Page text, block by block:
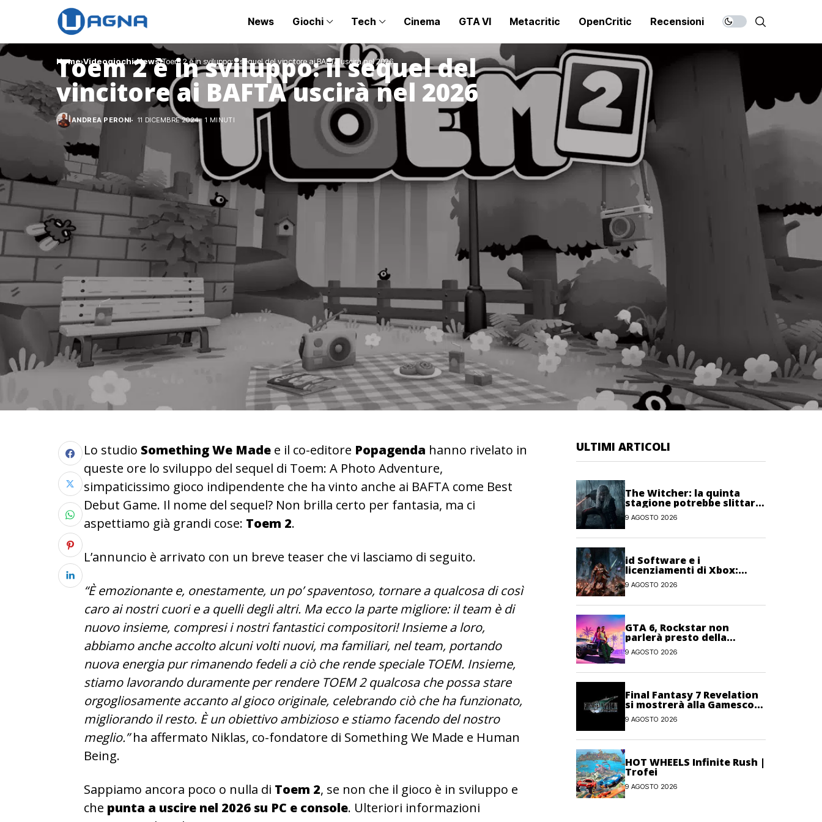
News Giochi Tech Cinema GTA VI Metacritic OpenCritic Recensioni
Home Videogiochi News Toem 2 è in sviluppo: il sequel del vincitore ai BAFTA uscirà nel 2026
Toem 2 è in sviluppo: il sequel del
vincitore ai BAFTA uscirà nel 2026
ANDREA PERONI 11 DICEMBRE 2024 1 MINUTI
Lo studio Something We Made e il co-editore Popagenda hanno rivelato in
queste ore lo sviluppo del sequel di Toem: A Photo Adventure,
simpaticissimo gioco indipendente che ha vinto anche ai BAFTA come Best
Debut Game. Il nome del sequel? Non brilla certo per fantasia, ma ci
aspettiamo già grandi cose: Toem 2.
L’annuncio è arrivato con un breve teaser che vi lasciamo di seguito.
“È emozionante e, onestamente, un po’ spaventoso, tornare a qualcosa di così
caro ai nostri cuori e a quelli degli altri. Ma ecco la parte migliore: il team è di
nuovo insieme, compresi i nostri fantastici compositori! Insieme a loro,
abbiamo anche accolto alcuni volti nuovi, ma familiari, nel team, portando
nuova energia pur rimanendo fedeli a ciò che rende speciale TOEM. Insieme,
stiamo lavorando duramente per rendere TOEM 2 qualcosa che possa stare
orgogliosamente accanto al gioco originale, celebrando ciò che ha funzionato,
migliorando il resto. È un obiettivo ambizioso e stiamo facendo del nostro
meglio.”ha affermato Niklas, co-fondatore di Something We Made e Human
Being.
Sappiamo ancora poco o nulla di Toem 2, se non che il gioco è in sviluppo e
che punta a uscire nel 2026 su PC e console. Ulteriori informazioni
ULTIMI ARTICOLI
The Witcher: la quinta
stagione potrebbe slittare
al 2027
9 AGOSTO 2026
id Software e i
licenziamenti di Xbox:
“Impossibile fare AAA con
metà del personale”
9 AGOSTO 2026
GTA 6, Rockstar non
parlerà presto della
modalità Online: priorità al
single-player
9 AGOSTO 2026
Final Fantasy 7 Revelation
si mostrerà alla Gamescom
Opening Night Live
9 AGOSTO 2026
HOT WHEELS Infinite Rush |
Trofei
9 AGOSTO 2026